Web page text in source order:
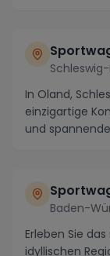
In Oland,
einzigartige
und
Baden-
Erleben Sie
idyllischen